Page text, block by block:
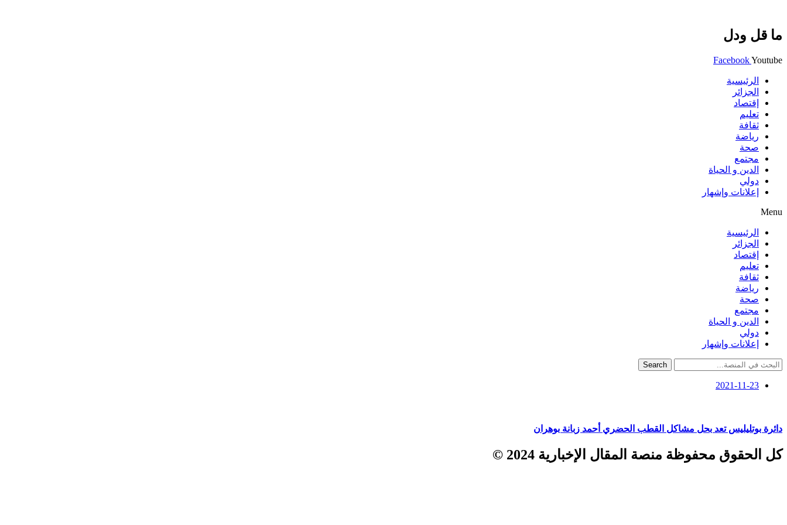
ما قل ودل
FacebookYoutube
الرئيسية
الجزائر
إقتصاد
تعليم
ثقافة
رياضة
صحة
مجتمع
الدين و الحياة
دولي
إعلانات وإشهار
Menu
الرئيسية
الجزائر
إقتصاد
تعليم
ثقافة
رياضة
صحة
مجتمع
الدين و الحياة
دولي
إعلانات وإشهار
Search
2021-11-23
دائرة بوتليليس تعد بحل مشاكل القطب الحضري أحمد زبانة بوهران
كل الحقوق محفوظة منصة المقال الإخبارية 2024 ©